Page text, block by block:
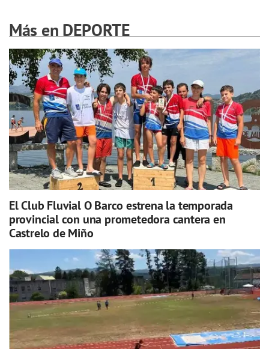
Más en DEPORTE
El Club Fluvial O Barco estrena la temporada
provincial con una prometedora cantera en
Castrelo de Miño